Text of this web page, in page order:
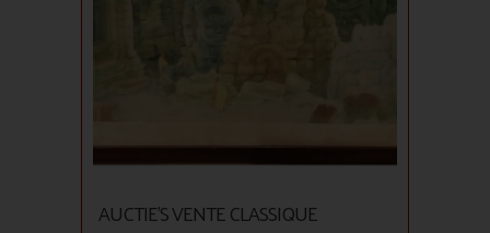
AUCTIE'S VENTE CLASSIQUE